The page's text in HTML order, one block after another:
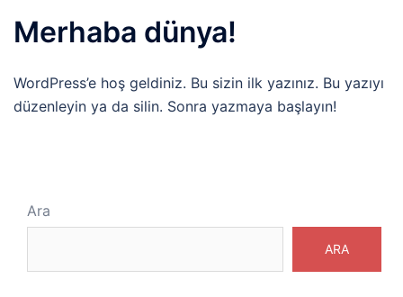
Merhaba dünya!
WordPress’e hoş geldiniz. Bu sizin ilk yazınız. Bu yazıyı
düzenleyin ya da silin. Sonra yazmaya başlayın!
Ara
ARA